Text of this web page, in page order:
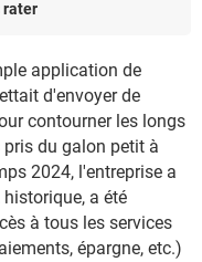
rater
application de
d'envoyer de
contourner les longs
du galon petit à
2024, l'entreprise a
a été
à tous les services
épargne, etc.)